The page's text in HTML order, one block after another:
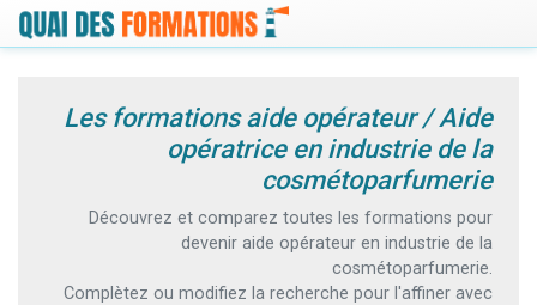
Les formations aide opérateur / Aide
opératrice en industrie de la
cosmétoparfumerie
Découvrez et comparez toutes les formations pour
devenir aide opérateur en industrie de la
cosmétoparfumerie.
Complètez ou modifiez la recherche pour l'affiner avec